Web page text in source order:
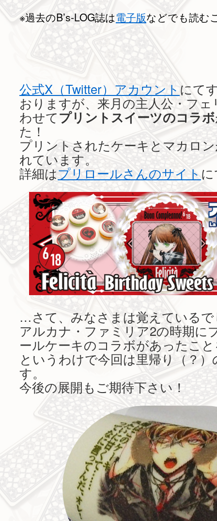
※過去のB’s-LOG誌は電子版などでも読む
公式X（Twitter）アカウント にて
おりますが、来月の主人公・フ
わせてプリントスイーツのコラボ
た！
プリントされたケーキとマカロ
れています。
詳細はプリロールさんのサイト
…さて、みなさまは覚えている
アルカナ・ファミリア2の時期に
ールケーキのコラボがあったこ
というわけで今回は里帰り（？
す。
今後の展開もご期待下さい！